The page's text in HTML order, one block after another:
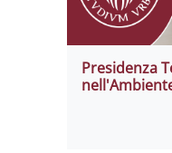
Presidenza